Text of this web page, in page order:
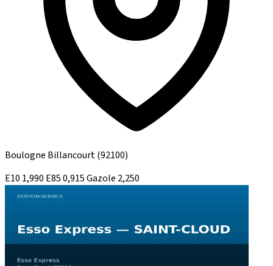
Boulogne Billancourt(92100)
E10 1,990 E850,915Gazole 2,250